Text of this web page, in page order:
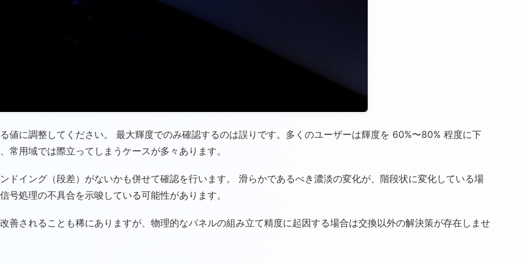
値に調整してください。 最大輝度でのみ確認するのは誤りです。多くのユーザーは輝度を 60%〜80% 程度に下
用域では際立ってしまうケースが多々あります。
ドイング（段差）がないかも併せて確認を行います。 滑らかであるべき濃淡の変化が、階段状に変化している場
処理の不具合を示唆している可能性があります。
善されることも稀にありますが、物理的なパネルの組み立て精度に起因する場合は交換以外の解決策が存在しませ